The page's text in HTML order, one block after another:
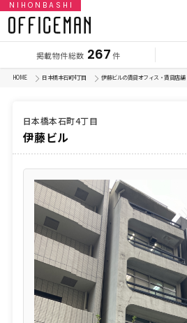
NIHONBASHI
掲載物件総数 267 件
HOME 日本橋本石町4丁目 伊藤ビルの賃貸オフィス・賃貸店舗
日本橋本石町4丁目
伊藤ビル